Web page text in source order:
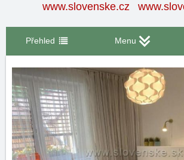
www.slovenske.cz
Přehled Menu